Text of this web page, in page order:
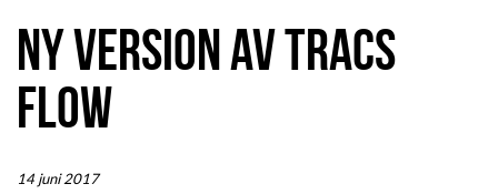
NY VERSION AV TRACS
FLOW
14 juni 2017